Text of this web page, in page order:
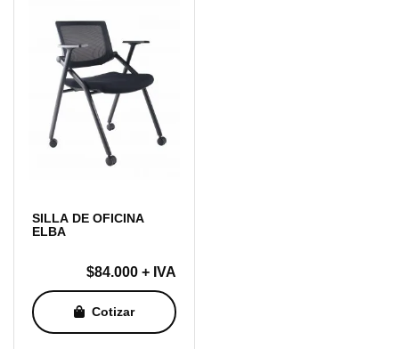
SILLA DE OFICINA
ELBA
$84.000 + IVA
Cotizar